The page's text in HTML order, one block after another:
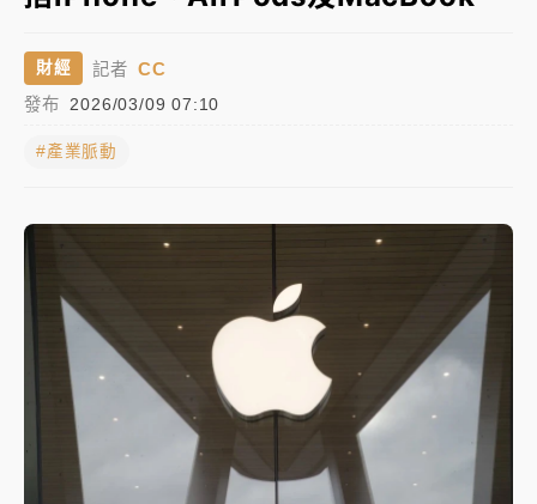
父親節泡湯了！中颱白海豚雨彈轟3天 「紅到發紫」降
女律師陳昱瑄詐慈濟10億！黃金158kg遭查扣畫面曝光
故宮《龍藏經》特展第2檔！今線上預約開賣一度塞車
台東農業處長涉圖利渡假村！東檢抗告成功 今重開羈
押庭
父親節泡湯了！中颱白海豚雨彈轟3天 「紅到發紫」降
雨熱區曝
財經 記者 CC
發布 2026/03/09 07:10
#產業脈動